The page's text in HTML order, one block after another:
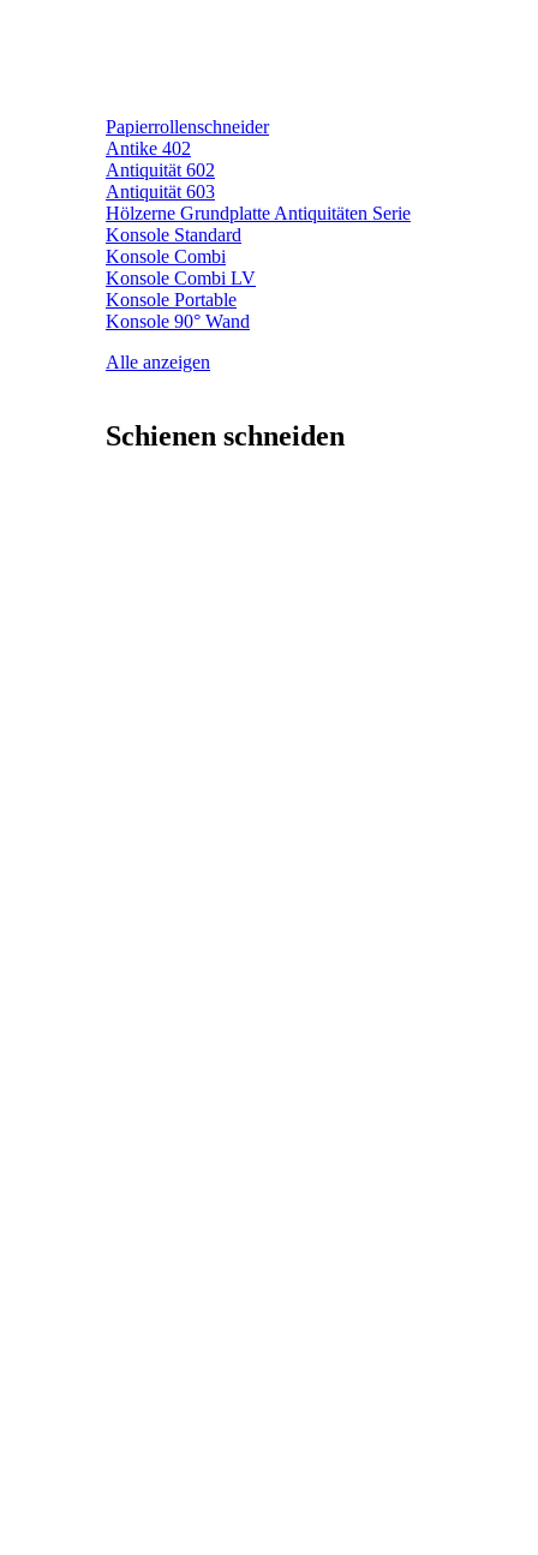
Papierrollenschneider
Antike 402
Antiquität 602
Antiquität 603
Hölzerne Grundplatte Antiquitäten Serie
Konsole Standard
Konsole Combi
Konsole Combi LV
Konsole Portable
Konsole 90° Wand
Alle anzeigen
Schienen schneiden